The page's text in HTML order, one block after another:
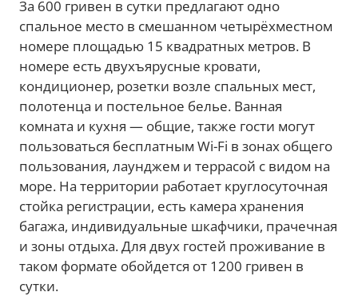
За 600 гривен в сутки предлагают одно
спальное место в смешанном четырёхместном
номере площадью 15 квадратных метров. В
номере есть двухъярусные кровати,
кондиционер, розетки возле спальных мест,
полотенца и постельное белье. Ванная
комната и кухня — общие, также гости могут
пользоваться бесплатным Wi-Fi в зонах общего
пользования, лаунджем и террасой с видом на
море. На территории работает круглосуточная
стойка регистрации, есть камера хранения
багажа, индивидуальные шкафчики, прачечная
и зоны отдыха. Для двух гостей проживание в
таком формате обойдется от 1200 гривен в
сутки.